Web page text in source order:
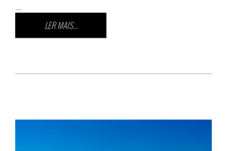
...
LER MAIS...